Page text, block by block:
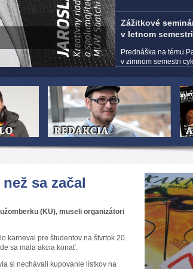
Zážitkové
v letnom semestri
Prednáška na tému
v zimnom semestri
sa začal
(KU), museli organizátori
karneval pre študentov na štvrtok 20.
sa mala akcia konať.
si nechávali kupovanie lístkov na